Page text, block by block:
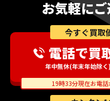
お気軽に
今すぐ買取
電話で買
年中無休(年末年始除
19時33分現在お電